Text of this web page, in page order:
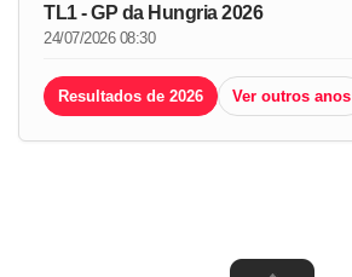
TL1 - GP da Hungria 2026
24/07/2026 08:30
Resultados de 2026 Ver outros anos